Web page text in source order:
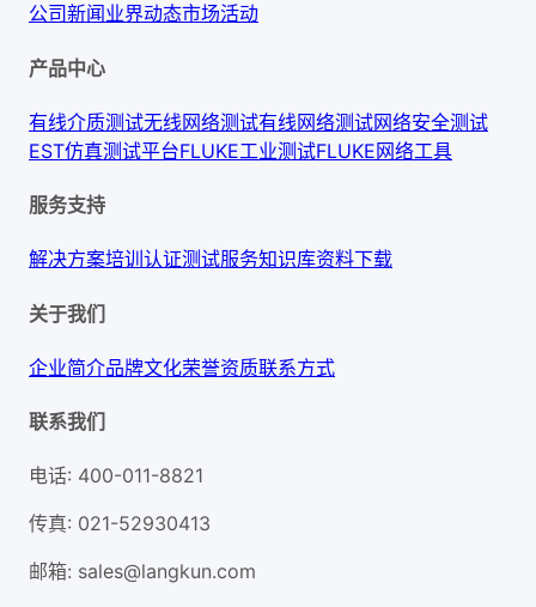
公司新闻业界动态市场活动
产品中心
有线介质测试无线网络测试有线网络测试网络安全测试
EST仿真测试平台FLUKE工业测试FLUKE网络工具
服务支持
解决方案培训认证测试服务知识库资料下载
关于我们
企业简介品牌文化荣誉资质联系方式
联系我们
电话: 400-011-8821
传真: 021-52930413
邮箱: sales@langkun.com